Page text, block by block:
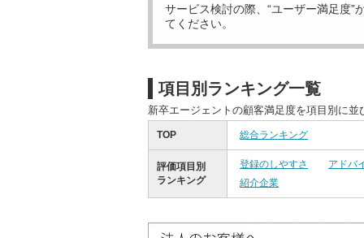
サービス検討の際、“ユーザー満足度”
てください。
項目別ランキング一覧
新卒エージェントの顧客満足度を項目別に
TOP 総合ランキング
評価項目別
ランキング
登録のしやすさ
アドバ
紹介企業